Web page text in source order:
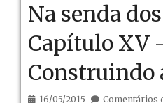
Na senda
Capítulo XV
Construindo
16/05/2015 Comentários